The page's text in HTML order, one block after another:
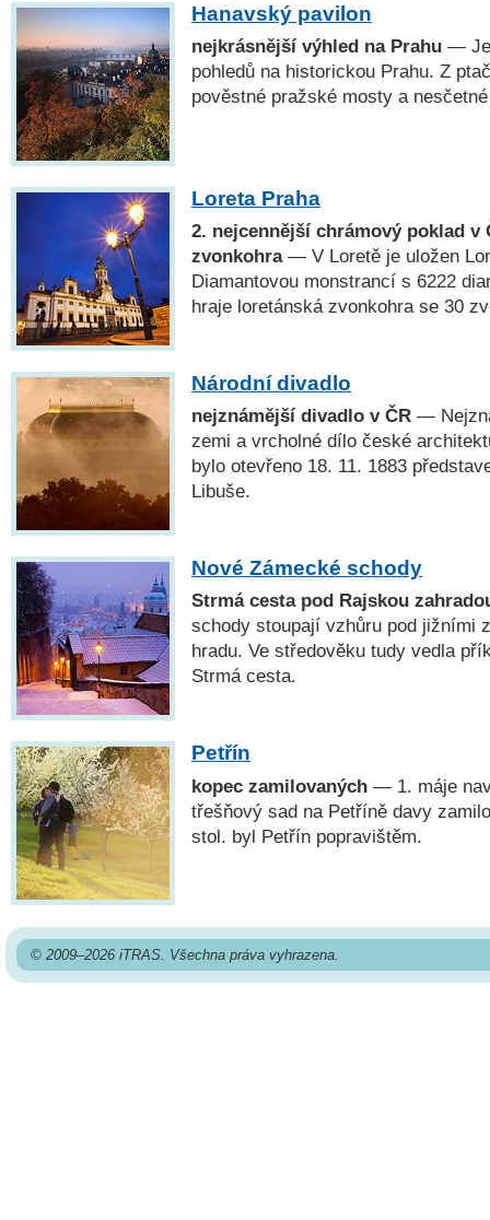
Hanavský pavilon
nejkrásnější výhled na Prahu —
pohledů na historickou Prahu. Z
pověstné pražské mosty a
Loreta Praha
2. nejcennější chrámový poklad v
zvonkohra— V Loretě je uložen
Diamantovou monstrancí s 6222
hraje loretánská zvonkohra se 30
Národní divadlo
nejznámější divadlo v ČR —
zemi a vrcholné dílo české
bylo otevřeno 18. 11. 1883
Libuše.
Nové Zámecké schody
Strmá cesta pod Rajskou
schody stoupají vzhůru pod jižními
hradu. Ve středověku tudy vedla
Strmá cesta.
Petřín
kopec zamilovaných — 1. máje
třešňový sad na Petříně davy
stol. byl Petřín popravištěm.
© 2009–2026 iTRAS. Všechna práva vyhrazena.